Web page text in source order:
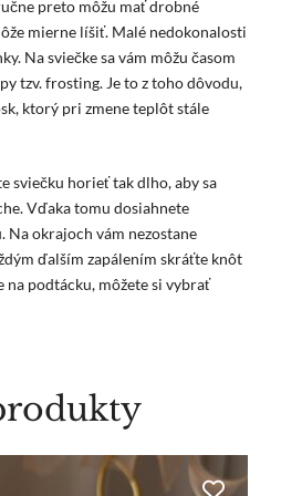
preto môžu mať drobné
mierne líšiť. Malé nedokonalosti
Na sviečke sa vám môžu časom
tzv. frosting. Je to z toho dôvodu,
ktorý pri zmene teplôt stále
sviečku horieť tak dlho, aby sa
Vďaka tomu dosiahnete
Na okrajoch vám nezostane
ďalším zapálením skráťte knôt
na podtácku, môžete si vybrať